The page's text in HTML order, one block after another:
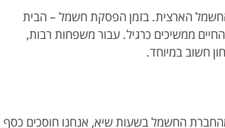
הארצית. בזמן הפסקת חשמל – הבית
ממשיכים כרגיל. עבור משפחות רבות,
חשוב במיוחד.
החשמל בשעות שיא, אנחנו חוסכים כסף